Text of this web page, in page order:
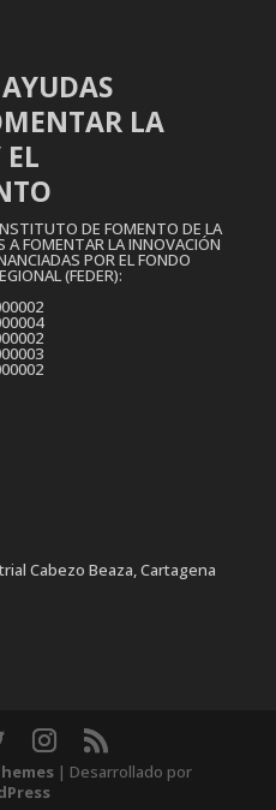
LA
DE FOMENTO DE LA
A FOMENTAR LA INNOVACIÓN
POR EL FONDO
(FEDER):
Cabezo Beaza, Cartagena
| Desarrollado por